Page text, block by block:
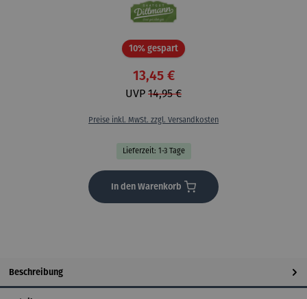
10% gespartRabatt
13,45 €
UVP 14,95 €
Preise inkl. MwSt. zzgl. Versandkosten
Lieferzeit: 1-3 Tage
In den Warenkorb
Beschreibung